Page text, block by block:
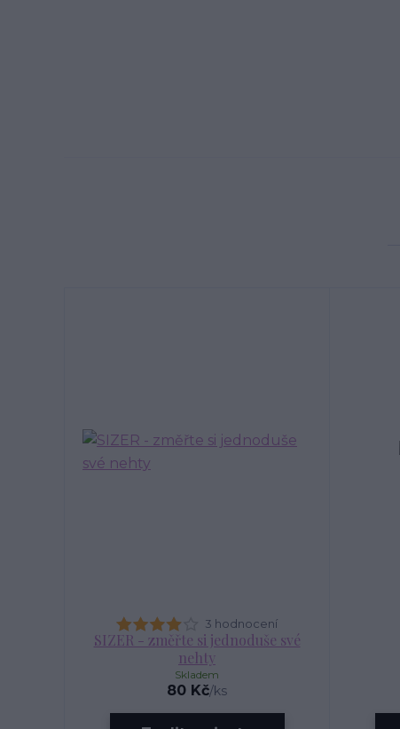
3 hodnocení
SIZER - změřte si jednoduše své
nehty
80 Kč/ks
Skladem